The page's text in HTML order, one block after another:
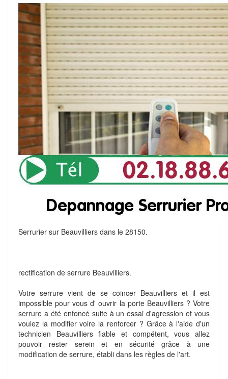
Serrurier sur Beauvilliers dans le 28150.
rectification de serrure Beauvilliers.
Votre serrure vient de se coincer Beauvilliers et il est
impossible pour vous d' ouvrir la porte Beauvilliers ? Votre
serrure a été enfoncé suite à un essai d'agression et vous
voulez la modifier voire la renforcer ? Grâce à l'aide d'un
technicien Beauvilliers fiable et compétent, vous allez
pouvoir rester serein et en sécurité grâce à une
modification de serrure, établi dans les règles de l'art.